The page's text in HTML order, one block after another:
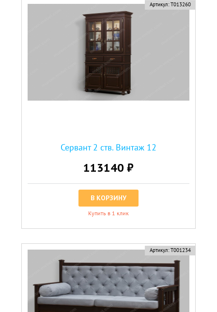
Артикул: Т013260
Сервант 2 ств. Винтаж 12
113140 ₽
В КОРЗИНУ
Купить в 1 клик
Артикул: Т001234